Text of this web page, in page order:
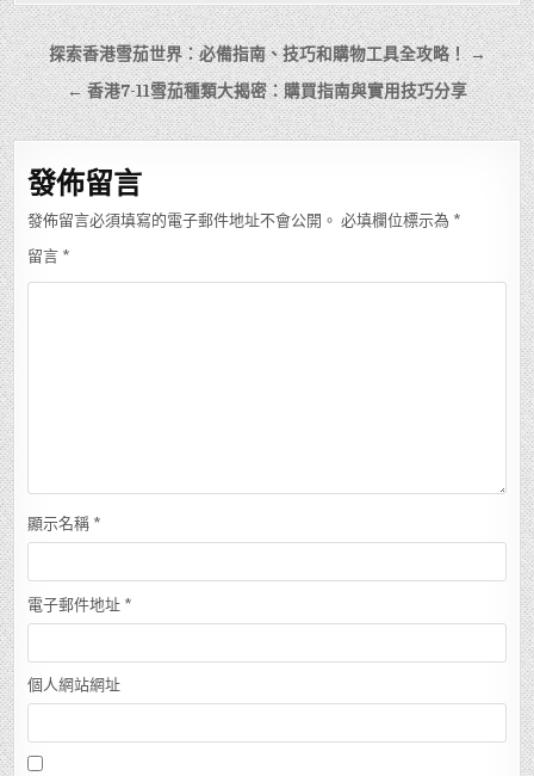
文
章
導
覽
探索香港雪茄世界：必備指南、技巧和購物工具全攻略！ →
← 香港7-11雪茄種類大揭密：購買指南與實用技巧分享
發佈留言
發佈留言必須填寫的電子郵件地址不會公開。 必填欄位標示為 *
留言 *
顯示名稱 *
電子郵件地址 *
個人網站網址